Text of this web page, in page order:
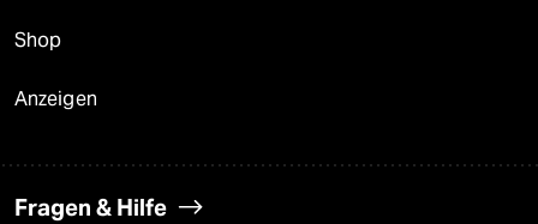
Shop
Anzeigen
Fragen & Hilfe